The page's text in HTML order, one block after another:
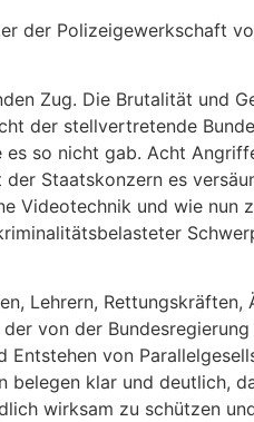
der Polizeigewerkschaft
Zug. Die Brutalität und
der stellvertretende
so nicht gab. Acht
Staatskonzern es
Videotechnik und wie nun
Lehrern, Rettungskräften,
von der
von
klar und deutlich,
wirksam zu schützen